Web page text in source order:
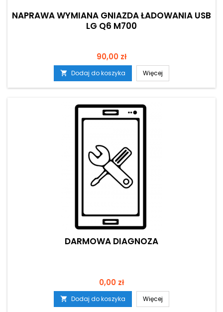
NAPRAWA WYMIANA GNIAZDA ŁADOWANIA USB
LG Q6 M700
Cena
90,00 zł
 Dodaj do koszyka Więcej
DARMOWA DIAGNOZA
Cena
0,00 zł
 Dodaj do koszyka Więcej